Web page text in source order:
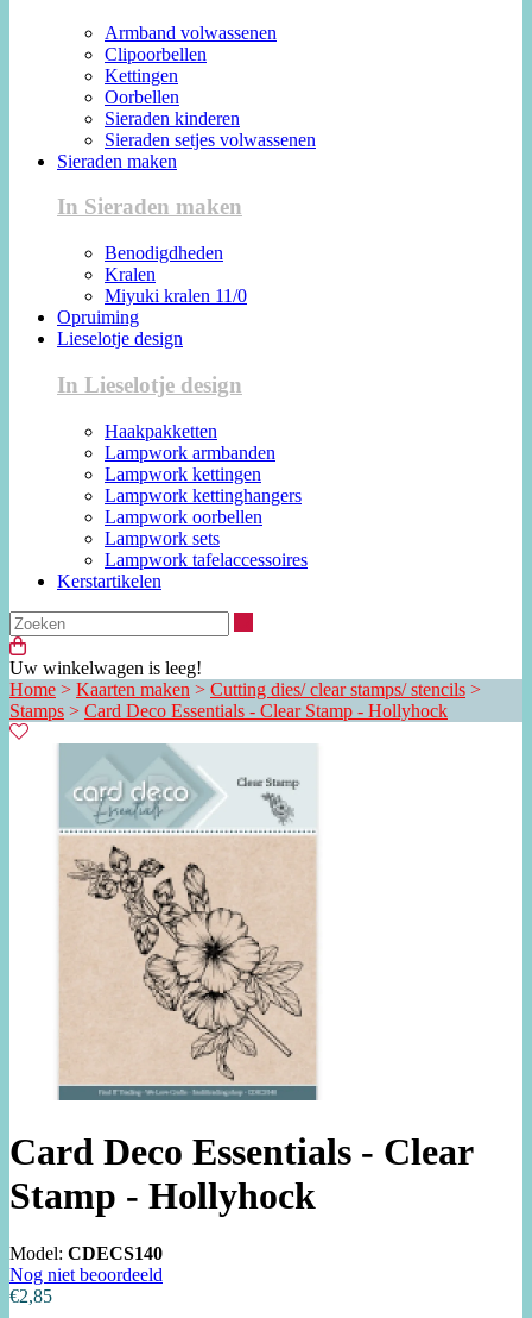
Armband volwassenen
Clipoorbellen
Kettingen
Oorbellen
Sieraden kinderen
Sieraden setjes volwassenen
Sieraden maken
In Sieraden maken
Benodigdheden
Kralen
Miyuki kralen 11/0
Opruiming
Lieselotje design
In Lieselotje design
Haakpakketten
Lampwork armbanden
Lampwork kettingen
Lampwork kettinghangers
Lampwork oorbellen
Lampwork sets
Lampwork tafelaccessoires
Kerstartikelen
Uw winkelwagen is leeg!
Home > Kaarten maken > Cutting dies/ clear stamps/ stencils >
Stamps > Card Deco Essentials - Clear Stamp - Hollyhock
Card Deco Essentials - Clear
Stamp - Hollyhock
Model: CDECS140
Nog niet beoordeeld
€2,85